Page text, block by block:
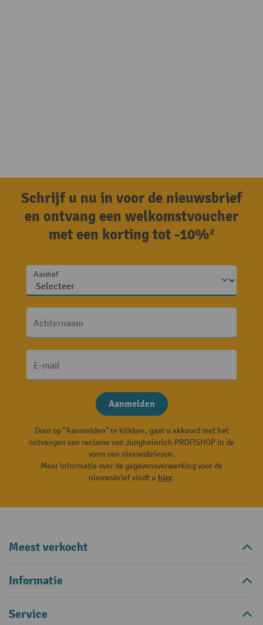
Schrijf u nu in voor de nieuwsbrief
en ontvang een welkomstvoucher
met een korting tot -10%²
Aanhef
Achternaam
E-mail
Aanmelden
Door op "Aanmelden" te klikken, gaat u akkoord met het
ontvangen van reclame van Jungheinrich PROFISHOP in de
vorm van nieuwsbrieven.
Meer informatie over de gegevensverwerking voor de
nieuwsbrief vindt u hier.
Meest verkocht
Informatie
Service